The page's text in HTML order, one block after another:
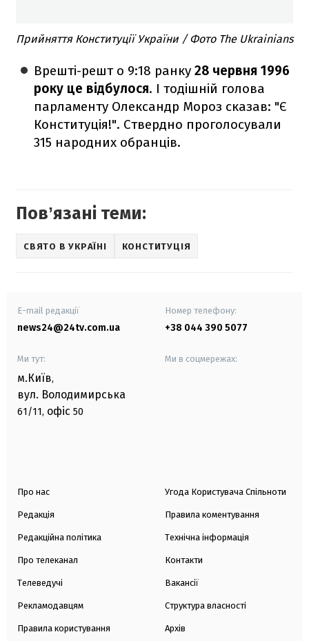
Прийняття Конституції України / Фото The Ukrainians
Врешті-решт о 9:18 ранку28 червня 1996
року це відбулося. І тодішній голова
парламенту Олександр Мороз сказав: "Є
Конституція!". Ствердно проголосували
315 народних обранців.
Повʼязані теми:
СВЯТО В УКРАЇНІ КОНСТИТУЦІЯ
E-mail редакції
news24@24tv.com.ua
Номер телефону:
+38 044 390 5077
Ми тут:
м.Київ,
вул. Володимирська
61/11, офіс 50
Ми в соцмережах:
Про нас
Редакція
Редакційна політика
Про телеканал
Телеведучі
Рекламодавцям
Правила користування
Угода Користувача Спільноти
Правила коментування
Технічна інформація
Контакти
Вакансії
Структура власності
Архів